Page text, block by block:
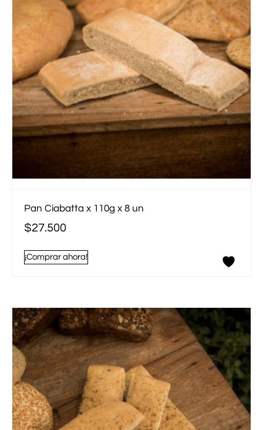
Pan Ciabatta x 110g x 8 un
$27.500
¡Comprar ahora!